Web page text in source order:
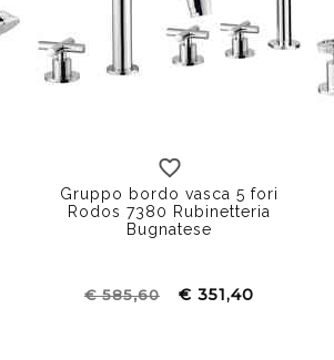
Gruppo bordo vasca 5 fori
Rodos 7380 Rubinetteria
Bugnatese
€ 585,60 € 351,40